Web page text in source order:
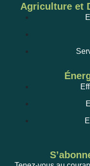
Agriculture et